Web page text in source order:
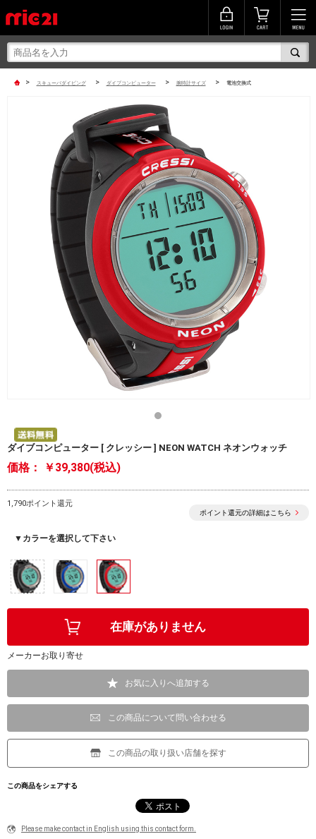
> スキューバダイビング > ダイブコンピューター > 腕時計サイズ > 電池交換式
ダイブコンピューター [ クレッシー ] NEON WATCH ネオンウォッチ
価格： ￥39,380(税込)
1,790ポイント還元
ポイント還元の詳細はこちら
▼カラーを選択して下さい
メーカーお取り寄せ
お気に入りへ追加する
この商品について問い合わせる
この商品の取り扱い店舗を探す
この商品をシェアする
Please make contact in English using this contact form.